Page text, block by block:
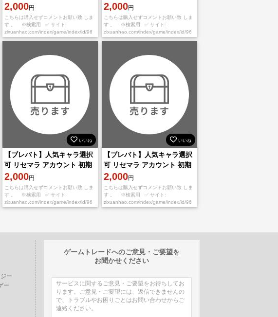
垢
2,000円
こちらは購入せずコメントお願い致 しま
す 。 ※検索用 ✅ サイト:
zixuanhao.com/index/game/index/id/96
※お取引の流れ※ ①必ずご希望番号を
垢
2,000円
こちらは購入せずコメントお願い致 しま
す 。 ※検索用 ✅ サイト:
zixuanhao.com/index/game/index/id/96
※お取引の流れ※ ①必ずご希望番号を
いいね
【ブレバト】人気キャラ選択
可 リセマラ アカウント 初期
垢
2,000円
こちらは購入せずコメントお願い致 しま
す 。 ※検索用 ✅ サイト:
zixuanhao.com/index/game/index/id/96
※お取引の流れ※ ①必ずご希望番号を
いいね
【ブレバト】人気キャラ選択
可 リセマラ アカウント 初期
垢
2,000円
こちらは購入せずコメントお願い致 しま
す 。 ※検索用 ✅ サイト:
zixuanhao.com/index/game/index/id/96
※お取引の流れ※ ①必ずご希望番号を
ー
ー
ゲームトレードへのご意見・ご要望を
お聞かせください